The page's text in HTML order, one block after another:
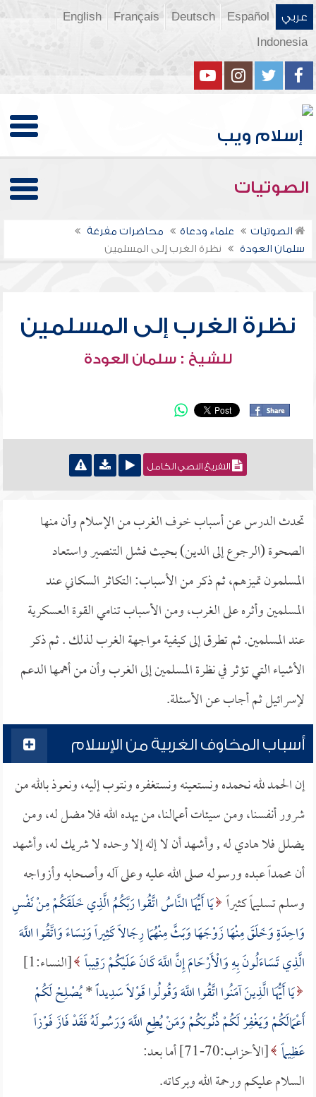
عربي Español
Deutsch
Français
English
Indonesia
الصوتيات
الصوتيات علماء ودعاة
محاضرات مفرغة
سلمان العودة
نظرة الغرب إلى المسلمين
نظرة الغرب إلى المسلمين
للشيخ : سلمان العودة
التفريغ النصي الكامل
تحدث الدرس عن أسباب خوف الغرب من الإسلام وأن منها
الصحوة (الرجوع إلى الدين) بحيث فشل التنصير واستعاد
المسلمون تميزهم، ثم ذكر من الأسباب: التكاثر السكاني عند
المسلمين وأثره على الغرب، ومن الأسباب تنامي القوة العسكرية
عند المسلمين. ثم تطرق إلى كيفية مواجهة الغرب لذلك . ثم ذكر
الأشياء التي تؤثر في نظرة المسلمين إلى الغرب وأن من أهمها الدعم
لإسرائيل ثم أجاب عن الأسئلة.
أسباب المخاوف الغربية من الإسلام
إن الحمد لله نحمده ونستعينه ونستغفره ونتوب إليه، ونعوذ بالله من
شرور أنفسنا، ومن سيئات أعمالنا، من يهده الله فلا مضل له، ومن
يضلل فلا هادي له , وأشهد أن لا إله إلا وحده لا شريك له، وأشهد
أن محمداً عبده ورسوله صلى الله عليه وعلى آله وأصحابه وأزواجه
وسلم تسليماً كثيراً يَا أَيُّهَا النَّاسُ اتَّقُوا رَبَّكُمُ الَّذِي خَلَقَكُمْ مِنْ نَفْسٍ
وَاحِدَةٍ وَخَلَقَ مِنْهَا زَوْجَهَا وَبَثَّ مِنْهُمَا رِجَالاً كَثِيراً وَنِسَاءً وَاتَّقُوا اللَّهَ
الَّذِي تَسَاءَلُونَ بِهِ وَالْأَرْحَامَ إِنَّ اللَّهَ كَانَ عَلَيْكُمْ رَقِيباً [النساء:1]
يَا أَيُّهَا الَّذِينَ آمَنُوا اتَّقُوا اللَّهَ وَقُولُوا قَوْلاً سَدِيداًً*يُصْلِحْ لَكُمْ
أَعْمَالَكُمْ وَيَغْفِرْ لَكُمْ ذُنُوبَكُمْ وَمَنْ يُطِعِ اللَّهَ وَرَسُولَهُ فَقَدْ فَازَ فَوْزاً
عَظِيماً [الأحزاب:70-71] أما بعد:
السلام عليكم ورحمة الله وبركاته.